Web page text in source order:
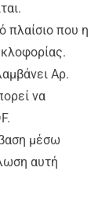
πλαίσιο που η
Αρ.
να
μέσω
αυτή